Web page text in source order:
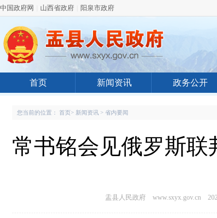
中国政府网 山西省政府 阳泉市政府
首页 新闻资讯 政务公开
您当前的位置： 首页> 新闻资讯 > 省内要闻
常书铭会见俄罗斯联
盂县人民政府 www.sxyx.gov.cn